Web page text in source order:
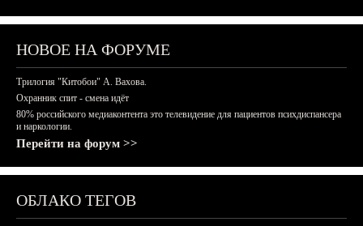
НОВОЕ НА ФОРУМЕ
Трилогия "Китобои" А. Вахова.
Охранник спит - смена идёт
80% российского медиаконтента это телевидение для пациентов психдиспансера
и наркологии.
Перейти на форум >>
ОБЛАКО ТЕГОВ